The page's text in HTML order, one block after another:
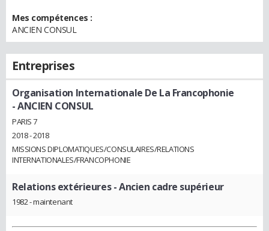
Mes compétences :
ANCIEN CONSUL
Entreprises
Organisation Internationale De La Francophonie
- ANCIEN CONSUL
PARIS 7
2018 - 2018
MISSIONS DIPLOMATIQUES/CONSULAIRES/RELATIONS
INTERNATIONALES/FRANCOPHONIE
Relations extérieures- Ancien cadre supérieur
1982 - maintenant